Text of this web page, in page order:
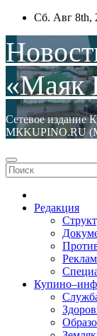
Перейти
содержимому
Сб. Авг 8th,
«Маяк
Сетевое издание
МКKUPINO.RU
Редакция